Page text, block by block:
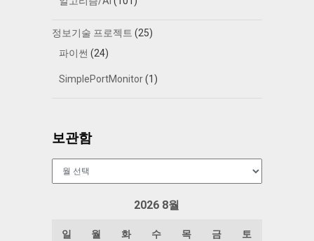
정보기술 프로젝트 (25)
파이썬 (24)
SimplePortMonitor(1)
보관함
2026 8월
일 월 화 수 목 금 토